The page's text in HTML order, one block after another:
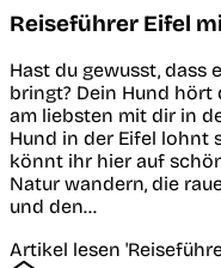
Reiseführer Eifel
Hast du gewusst, dass
bringt? Dein Hund hört
am liebsten mit dir in
Hund in der Eifel lohnt
könnt ihr hier auf
Natur wandern, die
und den…
Artikel lesen